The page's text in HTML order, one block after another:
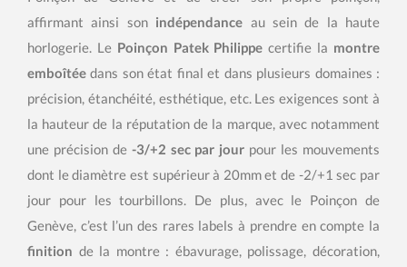
affirmant ainsi son indépendance au sein de la haute
horlogerie. Le Poinçon Patek Philippe certifie la montre
emboîtée dans son état final et dans plusieurs domaines :
précision, étanchéité, esthétique, etc. Les exigences sont à
la hauteur de la réputation de la marque, avec notamment
une précision de -3/+2 sec par jour pour les mouvements
dont le diamètre est supérieur à 20mm et de -2/+1 sec par
jour pour les tourbillons. De plus, avec le Poinçon de
Genève, c’est l’un des rares labels à prendre en compte la
finition de la montre : ébavurage, polissage, décoration,